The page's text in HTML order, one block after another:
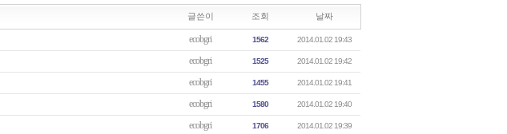
글쓴이 조회 날짜
ecobgri 1562 2014.01.02 19:43
ecobgri 1525 2014.01.02 19:42
ecobgri 1455 2014.01.02 19:41
ecobgri 1580 2014.01.02 19:40
ecobgri 1706 2014.01.02 19:39